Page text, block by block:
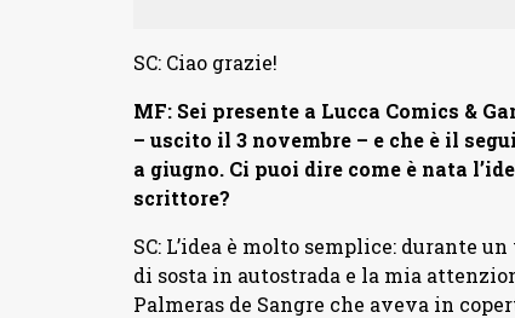
SC: Ciao grazie!
MF: Sei presente a Lucca Comics &
– uscito il 3 novembre – e che è il
a giugno. Ci puoi dire come è nata
scrittore?
SC: L’idea è molto semplice: durante
di sosta in autostrada e la mia
Palmeras de Sangre che aveva in